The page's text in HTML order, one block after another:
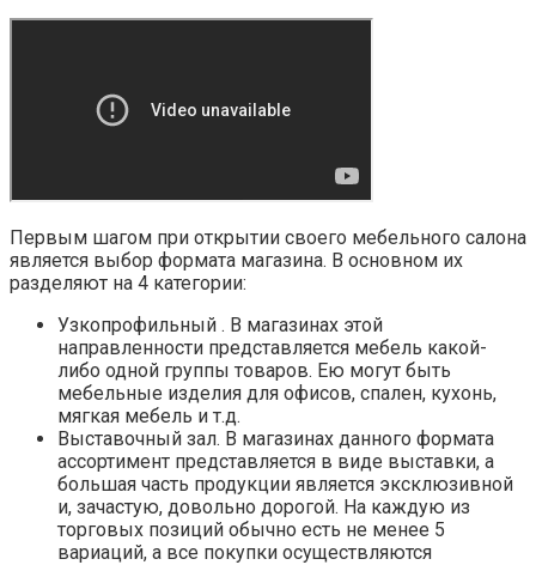
Первым шагом при открытии своего мебельного салона
является выбор формата магазина. В основном их
разделяют на 4 категории:
Узкопрофильный . В магазинах этой
направленности представляется мебель какой-
либо одной группы товаров. Ею могут быть
мебельные изделия для офисов, спален, кухонь,
мягкая мебель и т.д.
Выставочный зал. В магазинах данного формата
ассортимент представляется в виде выставки, а
большая часть продукции является эксклюзивной
и, зачастую, довольно дорогой. На каждую из
торговых позиций обычно есть не менее 5
вариаций, а все покупки осуществляются